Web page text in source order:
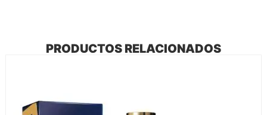
PRODUCTOS RELACIONADOS